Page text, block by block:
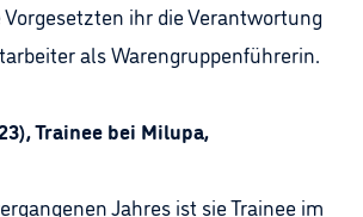
ihr die Verantwortung
als Warengruppenführerin.
Trainee bei Milupa,
Jahres ist sie Trainee im